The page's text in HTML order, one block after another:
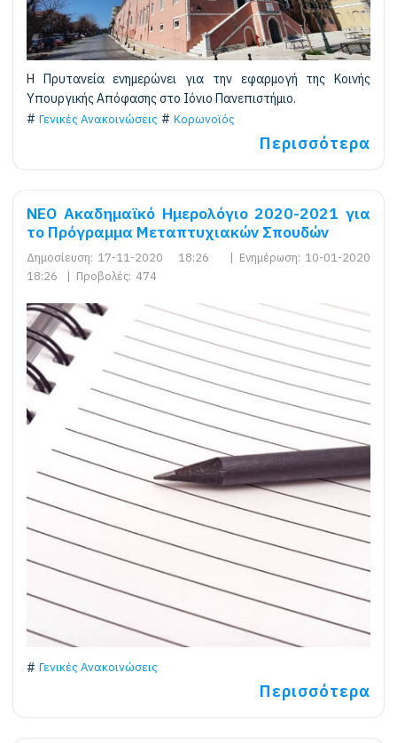
H Πρυτανεία ενημερώνει για την εφαρμογή της Κοινής
Υπουργικής Απόφασης στο Ιόνιο Πανεπιστήμιο.
Γενικές Ανακοινώσεις
Κορωνοϊός
Περισσότερα
ΝΕΟ Ακαδημαϊκό Ημερολόγιο 2020-2021 για
το Πρόγραμμα Μεταπτυχιακών Σπουδών
Δημοσίευση: 17-11-2020 18:26 | Ενημέρωση: 10-01-2020
18:26
| Προβολές: 474
Γενικές Ανακοινώσεις
Περισσότερα